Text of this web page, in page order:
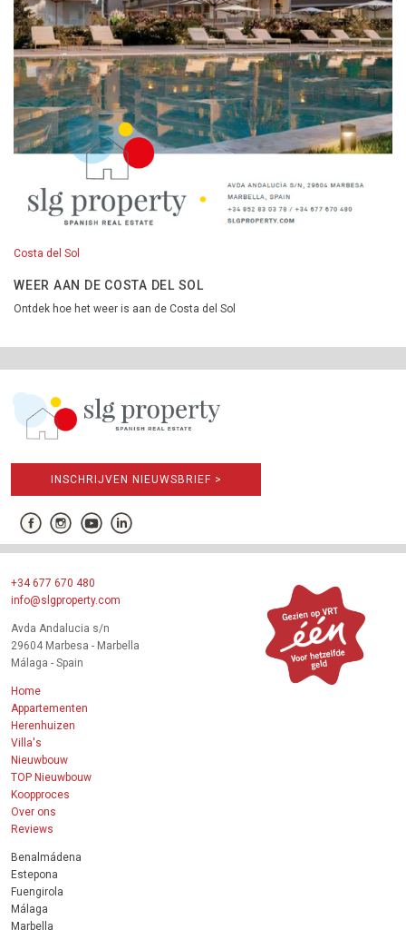
Costa del Sol
WEER AAN DE COSTA DEL SOL
Ontdek hoe het weer is aan de Costa del Sol
INSCHRIJVEN NIEUWSBRIEF >
+34 677 670 480
info@slgproperty.com
Avda Andalucia s/n
29604 Marbesa - Marbella
Málaga - Spain
Home
Appartementen
Herenhuizen
Villa's
Nieuwbouw
TOP Nieuwbouw
Koopproces
Over ons
Reviews
Benalmádena
Estepona
Fuengirola
Málaga
Marbella